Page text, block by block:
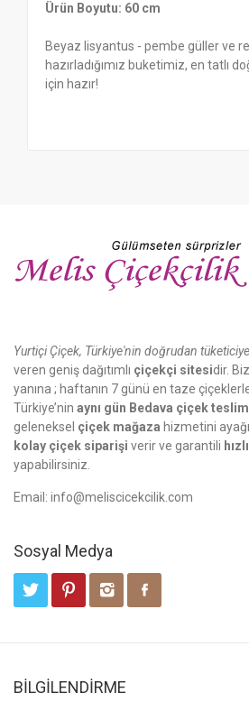
Ürün Boyutu: 60 cm
Beyaz lisyantus - pembe güller ve
hazırladığımız buketimiz, en tatlı
için hazır!
Yurtiçi Çiçek, Türkiye'nin doğrudan
veren geniş dağıtımlı çiçekçi sitesidir.
yanına ; haftanın 7 günü en taze
Türkiye’nin aynı gün Bedava çiçek
geleneksel çiçek mağaza hizmetini
kolay çiçek siparişi verir ve garantili
yapabilirsiniz.
Email: info@meliscicekcilik.com
Sosyal Medya
BİLGİLENDİRME